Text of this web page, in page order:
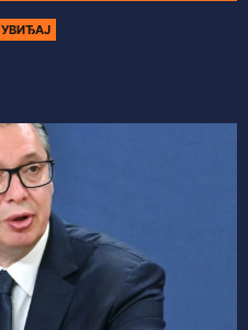
УВИЂАЈ